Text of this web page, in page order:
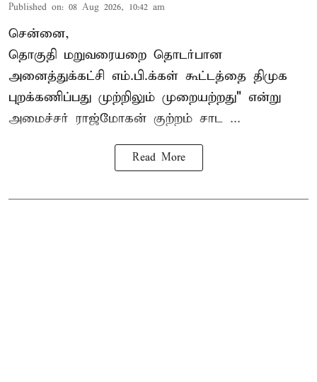
Published on: 08 Aug 2026, 10:42 am
சென்னை,
தொகுதி மறுவரையறை தொடர்பான
அனைத்துக்கட்சி எம்.பி.க்கள் கூட்டத்தை திமுக
புறக்கணிப்பது முற்றிலும் முறையற்றது" என்று
அமைச்சர் ராஜ்மோகன் குற்றம் சாட ...
Read More